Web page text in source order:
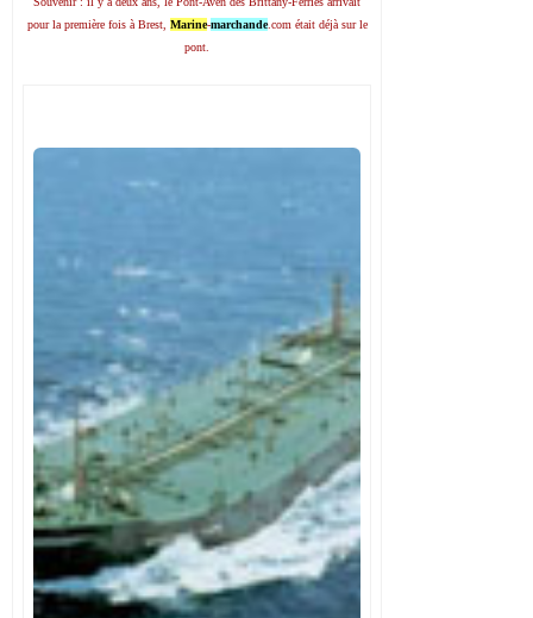
pour la première fois à Brest, Marine-marchande.com était déjà sur le
pont.